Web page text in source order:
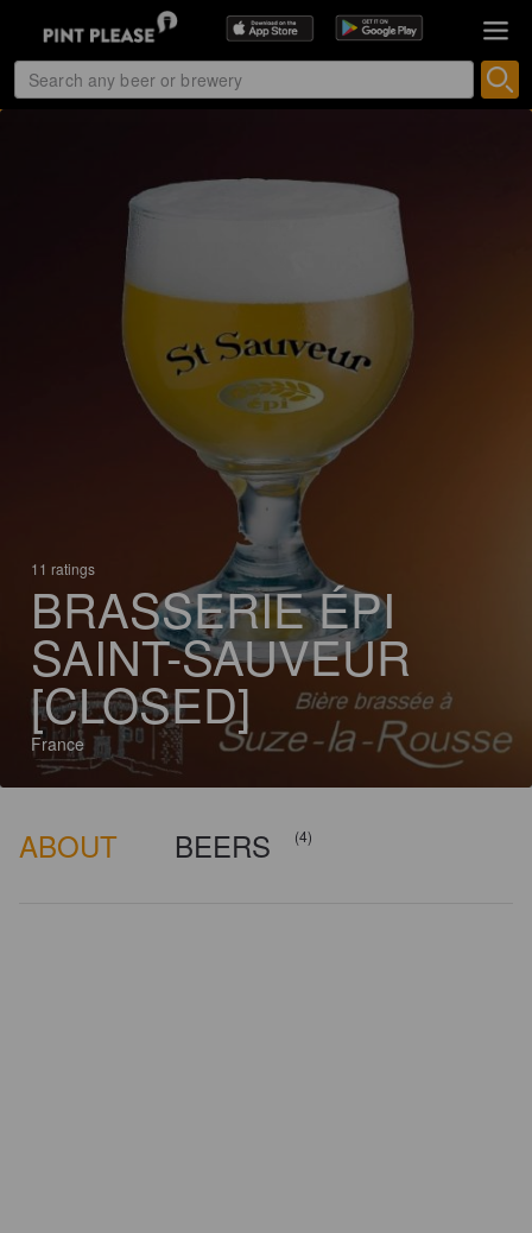
11 ratings
BRASSERIE ÉPI
SAINT-SAUVEUR
[CLOSED]
France
ABOUT BEERS (4)